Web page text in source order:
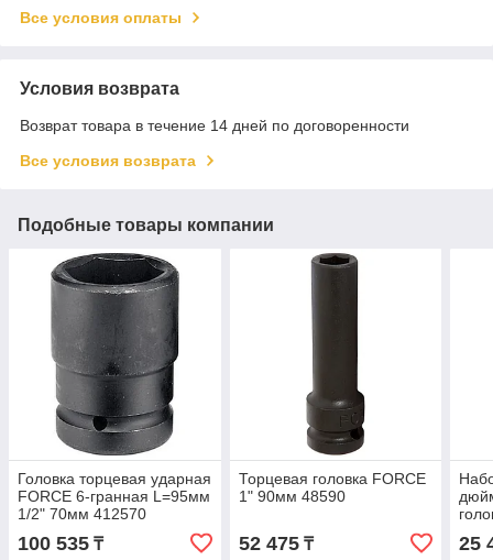
Все условия оплаты
Условия возврата
Возврат товара в течение 14 дней по договоренности
Все условия возврата
Подобные товары компании
Головка торцевая ударная
FORCE 6-гранная L=95мм
1/2" 70мм 412570
100 535 ₸
Торцевая головка FORCE
1" 90мм 48590
52 475₸ 25